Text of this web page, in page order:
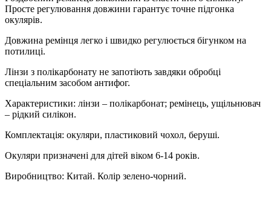
Просте регулювання довжини гарантує точне підгонка
окулярів.
Довжина ремінця легко і швидко регулюється бігунком на
потилиці.
Лінзи з полікарбонату не запотіють завдяки обробці
спеціальним засобом антифог.
Характеристики: лінзи – полікарбонат; ремінець, ущільнювач
– рідкий силікон.
Комплектація: окуляри, пластиковий чохол, беруші.
Окуляри призначені для дітей віком 6-14 років.
Виробництво: Китай. Колір зелено-чорний.